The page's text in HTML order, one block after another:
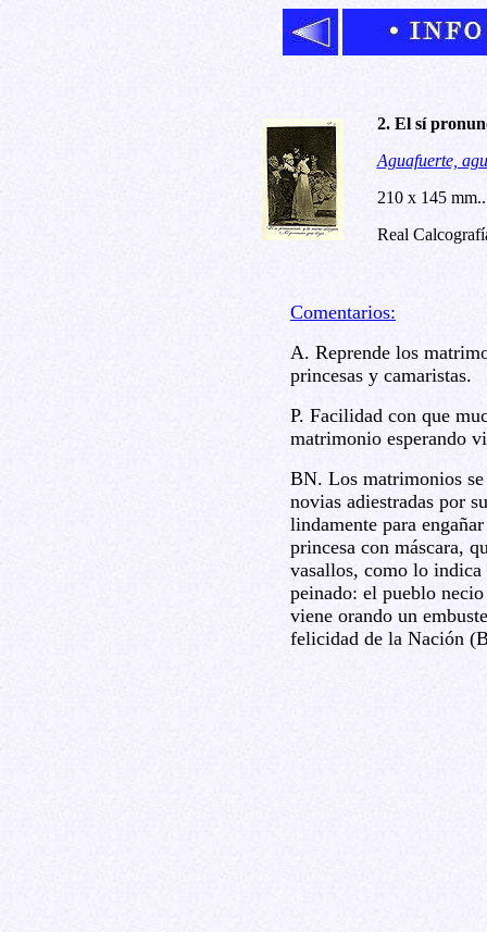
2. El sí
Aguafuerte,
210 x 145 mm..
Real
Comentarios:
A. Reprende los
princesas y camaristas.
P. Facilidad con que
matrimonio esperando
BN. Los matrimonios se
novias adiestradas por
lindamente para
princesa con máscara,
vasallos, como lo
peinado: el pueblo
viene orando un
felicidad de la Nación